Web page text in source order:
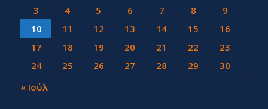
3
4 5 6 7 8
9
10
11 12 13 14 15
16
17
18 19 20 21 22
23
24
25 26 27 28 29
30
31
« Ιούλ